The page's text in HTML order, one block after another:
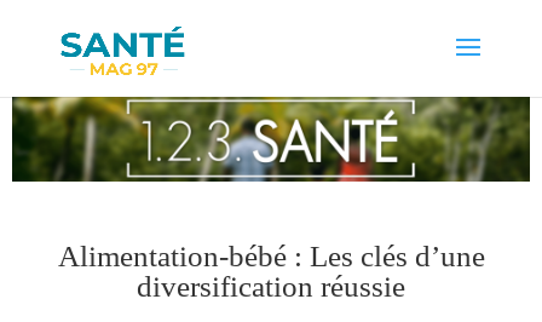
Alimentation-bébé : Les clés d’une
diversification réussie